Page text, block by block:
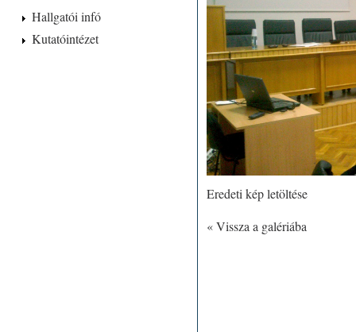
Hallgatói infó
Kutatóintézet
Eredeti kép letöltése
« Vissza a galériába